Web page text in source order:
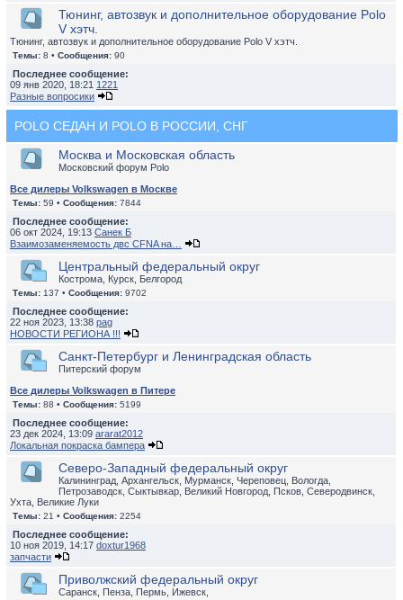
Тюнинг, автозвук и дополнительное оборудование Polo
V хэтч.
Тюнинг, автозвук и дополнительное оборудование Polo V хэтч.
Темы: 8 • Сообщения: 90
Последнее сообщение:
09 янв 2020, 18:21 1221
Разные вопросики
POLO СЕДАН И POLO В РОССИИ, СНГ
Москва и Московская область
Московский форум Polo
Все дилеры Volkswagen в Москве
Темы: 59 • Сообщения: 7844
Последнее сообщение:
06 окт 2024, 19:13 Санек Б
Взаимозаменяемость двс CFNA на…
Центральный федеральный округ
Кострома, Курск, Белгород
Темы: 137 • Сообщения: 9702
Последнее сообщение:
22 ноя 2023, 13:38 pag
НОВОСТИ РЕГИОНА !!!
Санкт-Петербург и Ленинградская область
Питерский форум
Все дилеры Volkswagen в Питере
Темы: 88 • Сообщения: 5199
Последнее сообщение:
23 дек 2024, 13:09 ararat2012
Локальная покраска бампера
Северо-Западный федеральный округ
Калининград, Архангельск, Мурманск, Череповец, Вологда,
Петрозаводск, Сыктывкар, Великий Новгород, Псков, Северодвинск,
Ухта, Великие Луки
Темы: 21 • Сообщения: 2254
Последнее сообщение:
10 ноя 2019, 14:17 doxtur1968
запчасти
Приволжский федеральный округ
Саранск, Пенза, Пермь, Ижевск,